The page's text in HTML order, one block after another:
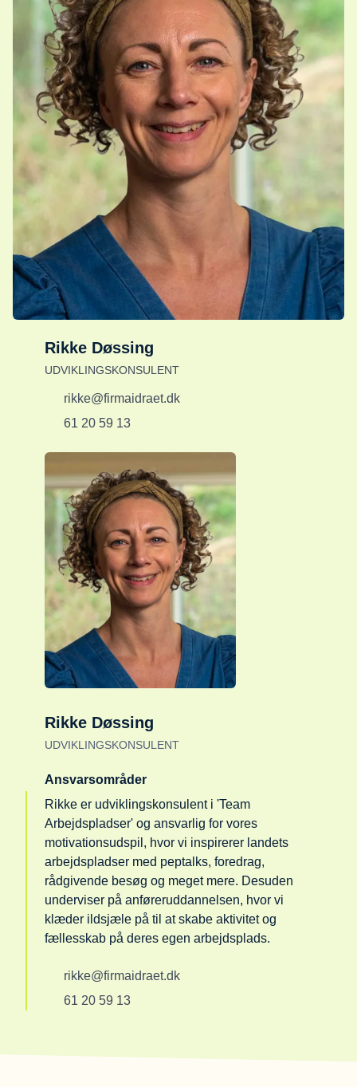
Rikke Døssing
UDVIKLINGSKONSULENT
rikke@firmaidraet.dk
61 20 59 13
Rikke Døssing
UDVIKLINGSKONSULENT
Ansvarsområder
Rikke er udviklingskonsulent i 'Team
Arbejdspladser' og ansvarlig for vores
motivationsudspil, hvor vi inspirerer landets
arbejdspladser med peptalks, foredrag,
rådgivende besøg og meget mere. Desuden
underviser på anføreruddannelsen, hvor vi
klæder ildsjæle på til at skabe aktivitet og
fællesskab på deres egen arbejdsplads.
rikke@firmaidraet.dk
61 20 59 13